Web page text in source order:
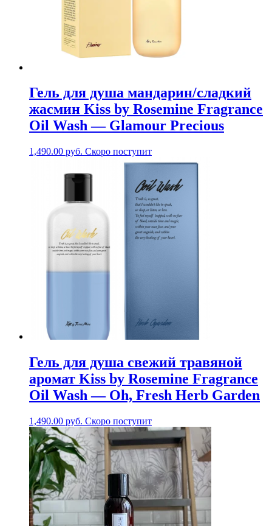
Гель для душа мандарин/сладкий
жасмин Kiss by Rosemine Fragrance
Oil Wash — Glamour Precious
1,490.00 руб. Скоро поступит
Гель для душа свежий травяной
аромат Kiss by Rosemine Fragrance
Oil Wash — Oh, Fresh Herb Garden
1,490.00 руб. Скоро поступит